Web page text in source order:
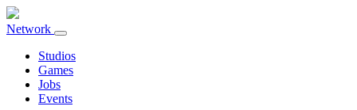
Network
Toggle
navigation
Studios
Games
Jobs
Events